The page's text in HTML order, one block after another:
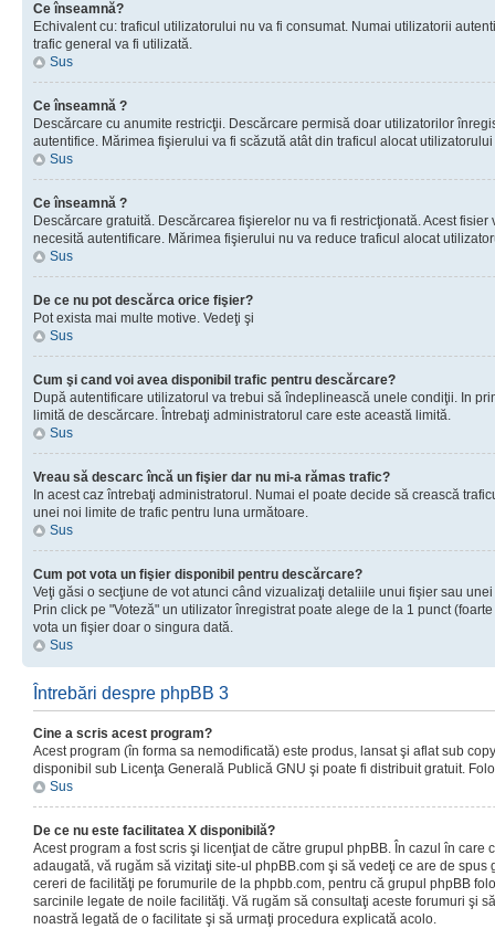
Ce înseamnă?
Echivalent cu: traficul utilizatorului nu va fi consumat. Numai utilizatorii
trafic general va fi utilizată.
Sus
Ce înseamnă ?
Descărcare cu anumite restricţii. Descărcare permisă doar utilizatorilor
autentifice. Mărimea fişierului va fi scăzută atât din traficul alocat
Sus
Ce înseamnă ?
Descărcare gratuită. Descărcarea fişierelor nu va fi restricţionată. Acest
necesită autentificare. Mărimea fişierului nu va reduce traficul alocat
Sus
De ce nu pot descărca orice fişier?
Pot exista mai multe motive. Vedeţi şi
Sus
Cum şi cand voi avea disponibil trafic pentru descărcare?
După autentificare utilizatorul va trebui să îndeplinească unele condiţii. In
limită de descărcare. Întrebaţi administratorul care este această limită.
Sus
Vreau să descarc încă un fişier dar nu mi-a rămas trafic?
In acest caz întrebaţi administratorul. Numai el poate decide să crească
unei noi limite de trafic pentru luna următoare.
Sus
Cum pot vota un fişier disponibil pentru descărcare?
Veţi găsi o secţiune de vot atunci când vizualizaţi detaliile unui fişier sau
Prin click pe "Voteză" un utilizator înregistrat poate alege de la 1 punct
vota un fişier doar o singura dată.
Sus
Întrebări despre phpBB 3
Cine a scris acest program?
Acest program (în forma sa nemodificată) este produs, lansat şi aflat sub
disponibil sub Licenţa Generală Publică GNU şi poate fi distribuit gratuit.
Sus
De ce nu este facilitatea X disponibilă?
Acest program a fost scris şi licenţiat de către grupul phpBB. În cazul în care
adaugată, vă rugăm să vizitaţi site-ul phpBB.com şi să vedeţi ce are de
cereri de facilităţi pe forumurile de la phpbb.com, pentru că grupul phpBB
sarcinile legate de noile facilităţi. Vă rugăm să consultaţi aceste forumuri şi
noastră legată de o facilitate şi să urmaţi procedura explicată acolo.